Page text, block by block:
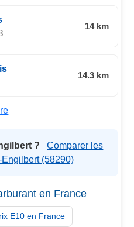
14 km
14.3 km
?
Comparer les
(58290)
en France
E10 en France